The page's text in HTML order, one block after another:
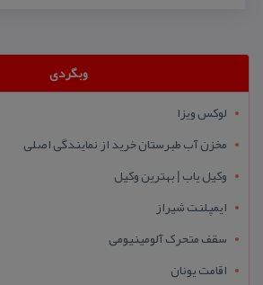
وبگردی
لوکس ویزا
مخزن آب طبرستان خرید از نمایندگی اصلی
وکیل یاب | بهترین وکیل
ایمپلنت شیراز
سقف متحرک آلومینیومی
اقامت یونان